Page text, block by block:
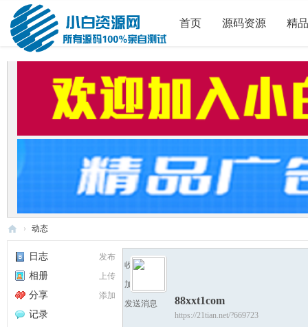
首页 源码资源 精
白
码
› 动态
发布
日志
上传
相册
添加
分享
记录
收听TA
加为好友
发送消息
88xxt1com
https://21tian.net/?669723